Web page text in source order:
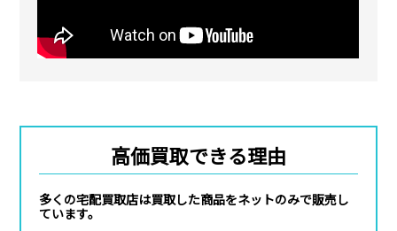
高価買取できる理由
多くの宅配買取店は買取した商品をネットのみで販売し
ています。